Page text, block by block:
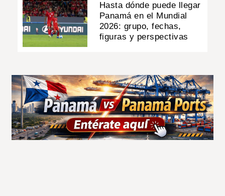
Hasta dónde puede llegar
Panamá en el Mundial
2026: grupo, fechas,
figuras y perspectivas